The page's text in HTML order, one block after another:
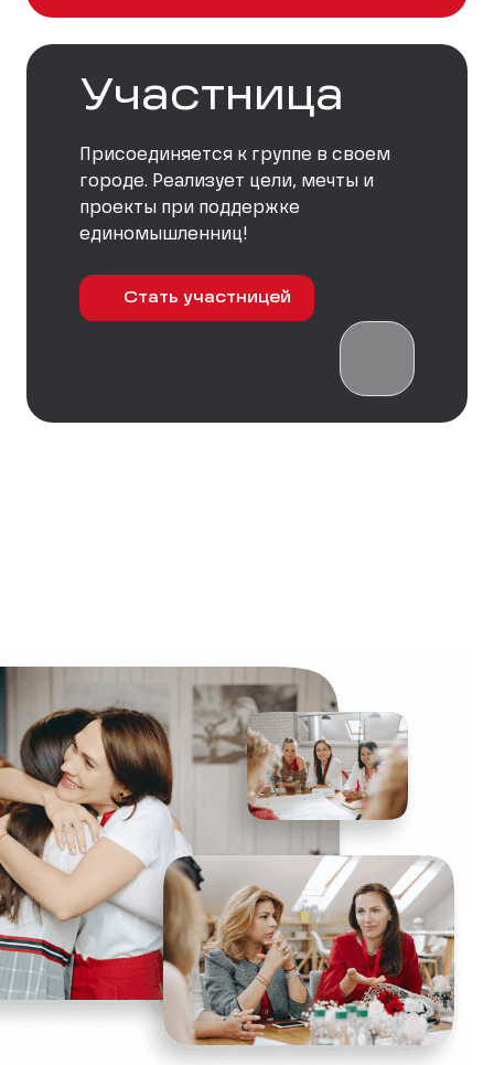
Участница
Присоединяется к группе в своем
городе. Реализует цели, мечты и
проекты при поддержке
единомышленниц!
Стать участницей